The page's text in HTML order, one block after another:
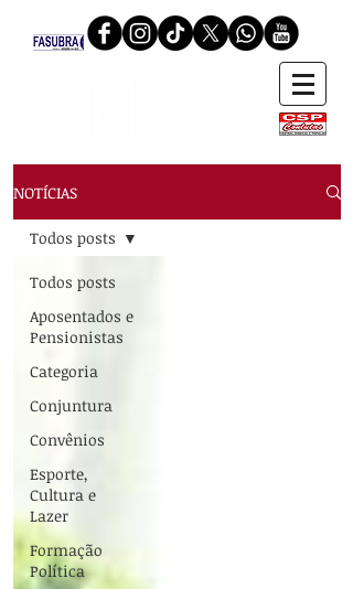
NOTÍCIAS
Todos posts
Aposentados e
Pensionistas
Categoria
Conjuntura
Convênios
Esporte,
Cultura e
Lazer
Formação
Política
Todos posts